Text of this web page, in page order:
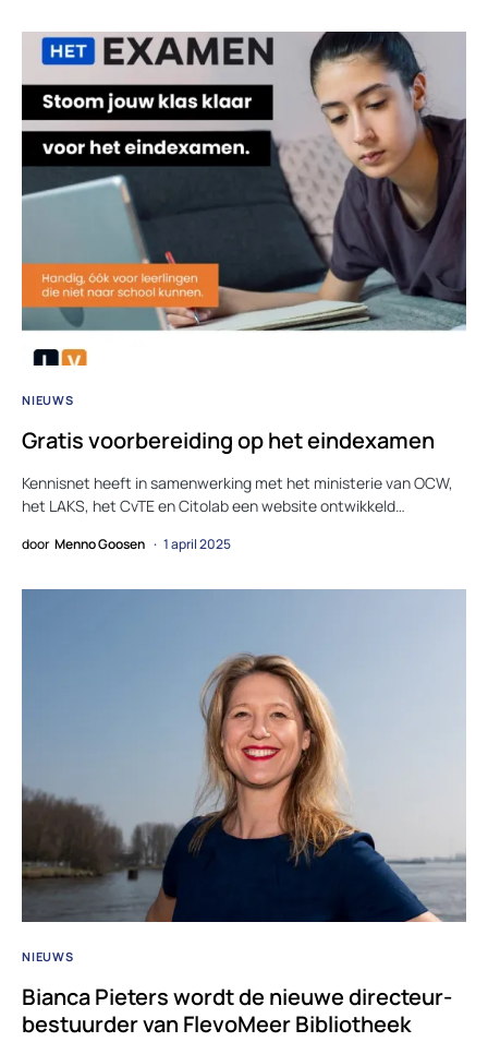
NIEUWS
Gratis voorbereiding op het eindexamen
Kennisnet heeft in samenwerking met het ministerie van OCW,
het LAKS, het CvTE en Citolab een website ontwikkeld…
door Menno Goosen 1 april 2025
NIEUWS
Bianca Pieters wordt de nieuwe directeur-
bestuurder van FlevoMeer Bibliotheek